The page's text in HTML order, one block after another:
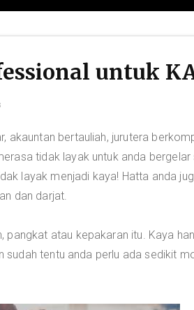
untuk
akauntan bertauliah, jurutera
tidak layak untuk anda
layak menjadi kaya! Hatta anda
dan darjat.
atau kepakaran itu. Kaya
sudah tentu anda perlu ada sedikit